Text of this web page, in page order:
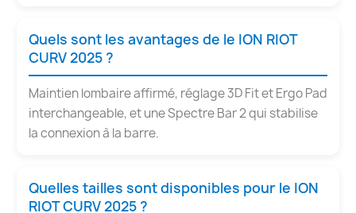
Quels sont les avantages de le ION RIOT
CURV 2025 ?
Maintien lombaire affirmé, réglage 3D Fit et Ergo Pad
interchangeable, et une Spectre Bar 2 qui stabilise
la connexion à la barre.
Quelles tailles sont disponibles pour le ION
RIOT CURV 2025 ?